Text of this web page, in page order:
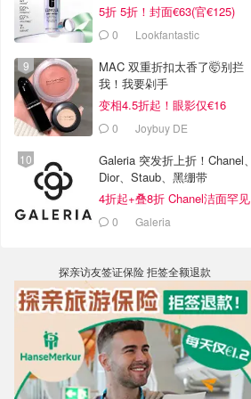
5折 5折！封面€63(官€125)
0 Lookfantastic
MAC 双重折扣太香了🤯别拦
我！我要剁手
变相4.5折起！眼影仅€16
0 Joybuy DE
Galeria 突发折上折！Chanel、
Dior、Staub、黑绷带
4折起+叠8折 Chanel洁面罕见
€430 Galeria
探亲访友签证保险 拒签全额退款